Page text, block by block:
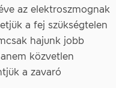
az elektroszmognak
a fej szükségtelen
hajunk jobb
közvetlen
a zavaró